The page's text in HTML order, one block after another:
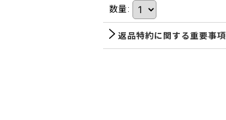
数量:
返品特約に関する重要事項